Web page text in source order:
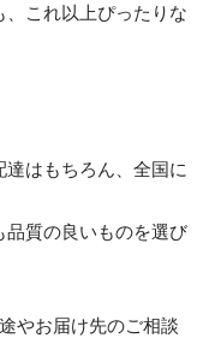
これ以上ぴったりな
はもちろん、全国に
品質の良いものを選び
やお届け先のご相談